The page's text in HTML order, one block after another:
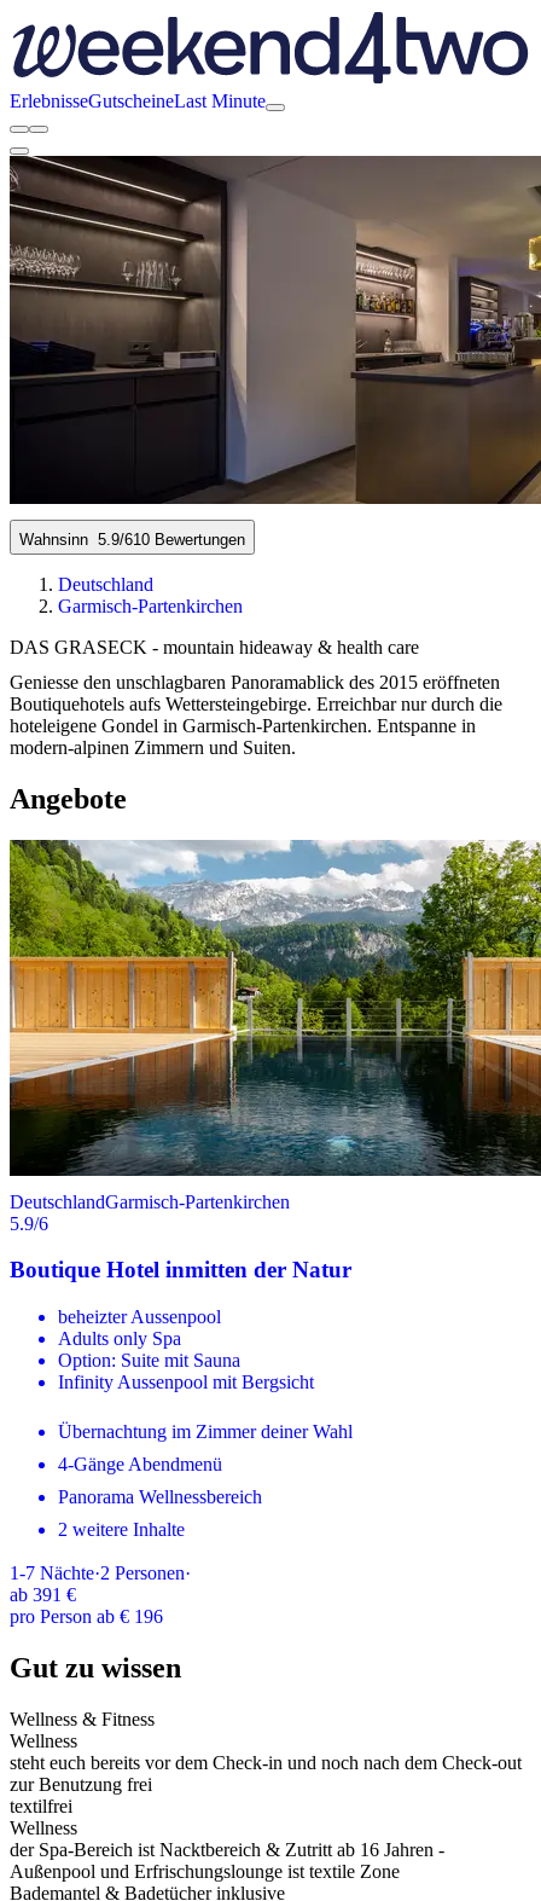
ErlebnisseGutscheineLast Minute
Wahnsinn 5.9/610 Bewertungen
Deutschland
Garmisch-Partenkirchen
DAS GRASECK - mountain hideaway & health care
Geniesse den unschlagbaren Panoramablick des 2015 eröffneten
Boutiquehotels aufs Wettersteingebirge. Erreichbar nur durch die
hoteleigene Gondel in Garmisch-Partenkirchen. Entspanne in
modern-alpinen Zimmern und Suiten.
Angebote
DeutschlandGarmisch-Partenkirchen
5.9/6
Boutique Hotel inmitten der Natur
beheizter Aussenpool
Adults only Spa
Option: Suite mit Sauna
Infinity Aussenpool mit Bergsicht
Übernachtung im Zimmer deiner Wahl
4-Gänge Abendmenü
Panorama Wellnessbereich
2 weitere Inhalte
1-7 Nächte·2 Personen·
ab 391 €
pro Person ab € 196
Gut zu wissen
Wellness & Fitness
Wellness
steht euch bereits vor dem Check-in und noch nach dem Check-out
zur Benutzung frei
textilfrei
Wellness
der Spa-Bereich ist Nacktbereich & Zutritt ab 16 Jahren -
Außenpool und Erfrischungslounge ist textile Zone
Bademantel & Badetücher inklusive